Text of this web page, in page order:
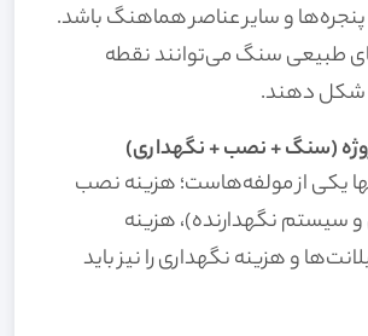
پنجره‌ها و سایر عناصر هماهنگ باشد.
طبیعی سنگ می‌توانند نقطه
شکل دهند.
یکی از مولفه‌هاست؛ هزینه نصب
و سیستم نگهدارنده)، هزینه
و هزینه نگهداری را نیز باید